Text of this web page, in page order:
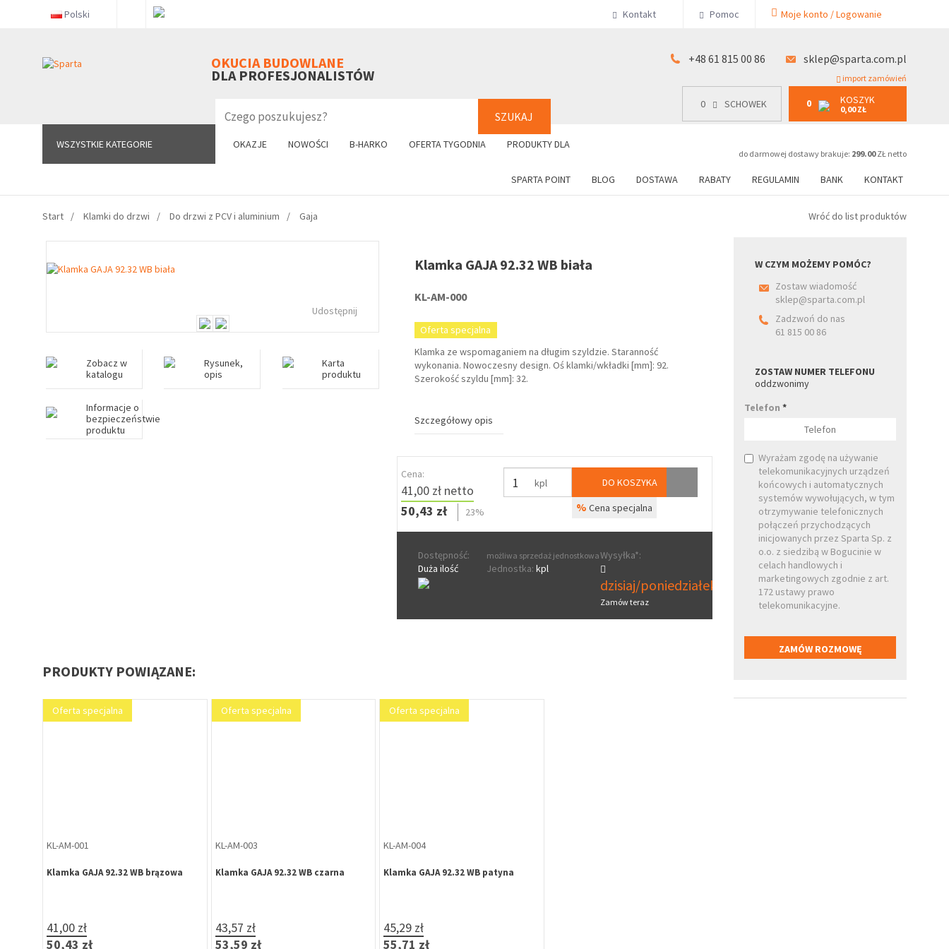
Polski Kontakt Pomoc Moje konto / Logowanie
OKUCIA BUDOWLANE
DLA PROFESJONALISTÓW
SZUKAJ
+48 61 815 00 86 sklep@sparta.com.pl
import zamówień
0 SCHOWEK 0 KOSZYK
0,00 ZŁ
do darmowej dostawy brakuje: 299.00ZŁ netto
WSZYSTKIE KATEGORIE OKAZJE NOWOŚCI B-HARKO OFERTA TYGODNIA PRODUKTY DLA
SPARTA POINT BLOG DOSTAWA RABATY REGULAMIN BANK KONTAKT
WSZYSTKIE KATEGORIE 0 SCHOWEK 0 KOSZYK
0,00 ZŁ
+48 61 815 00 86
Start Klamki do drzwi Do drzwi z PCV i aluminium Gaja Wróć do list produktów
Udostępnij
Zobacz w
katalogu
Rysunek,
opis
Karta
produktu
Informacje o
bezpieczeństwie
produktu
Klamka GAJA 92.32 WB biała
KL-AM-000
Oferta specjalna
Klamka ze wspomaganiem na długim szyldzie. Staranność
wykonania. Nowoczesny design. Oś klamki/wkładki [mm]: 92.
Szerokość szyldu [mm]: 32.
Szczegółowy opis
Cena:
41,00 zł netto
50,43 zł
23%
kpl DO KOSZYKA
% Cena specjalna
Dostępność:
Duża ilość
możliwa sprzedaż jednostkowa
Jednostka: kpl
Wysyłka*:
dzisiaj/poniedziałek
Zamów teraz
PRODUKTY POWIĄZANE:
Oferta specjalna
KL-AM-001
Klamka GAJA 92.32 WB brązowa
41,00 zł
50,43 zł
Oferta specjalna
KL-AM-003
Klamka GAJA 92.32 WB czarna
43,57 zł
53,59 zł
Oferta specjalna
KL-AM-004
Klamka GAJA 92.32 WB patyna
45,29 zł
55,71 zł
W CZYM MOŻEMY POMÓC?
Zostaw wiadomość
sklep@sparta.com.pl
Zadzwoń do nas
61 815 00 86
ZOSTAW NUMER TELEFONU
oddzwonimy
Telefon*
Wyrażam zgodę na używanie
telekomunikacyjnych urządzeń
końcowych i automatycznych
systemów wywołujących, w tym
otrzymywanie telefonicznych
połączeń przychodzących
inicjowanych przez Sparta Sp. z
o.o. z siedzibą w Bogucinie w
celach handlowych i
marketingowych zgodnie z art.
172 ustawy prawo
telekomunikacyjne.